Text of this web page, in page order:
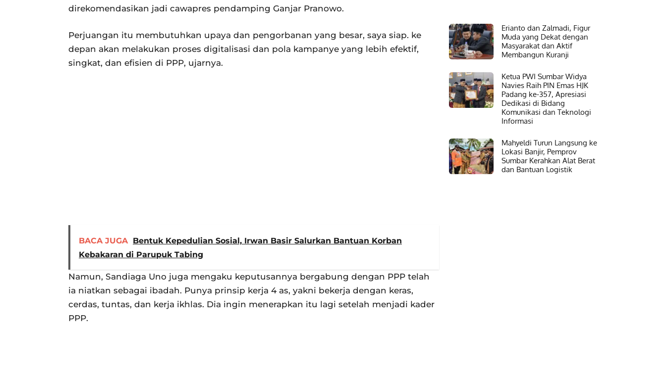
direkomendasikan jadi cawapres pendamping Ganjar Pranowo.
Perjuangan itu membutuhkan upaya dan pengorbanan yang besar, saya siap. ke
depan akan melakukan proses digitalisasi dan pola kampanye yang lebih efektif,
singkat, dan efisien di PPP, ujarnya.
BACA JUGA Bentuk Kepedulian Sosial, Irwan Basir Salurkan Bantuan Korban
Kebakaran di Parupuk Tabing
Namun, Sandiaga Uno juga mengaku keputusannya bergabung dengan PPP telah
ia niatkan sebagai ibadah. Punya prinsip kerja 4 as, yakni bekerja dengan keras,
cerdas, tuntas, dan kerja ikhlas. Dia ingin menerapkan itu lagi setelah menjadi kader
PPP.
Erianto dan Zalmadi, Figur
Muda yang Dekat dengan
Masyarakat dan Aktif
Membangun Kuranji
Ketua PWI Sumbar Widya
Navies Raih PIN Emas HJK
Padang ke-357, Apresiasi
Dedikasi di Bidang
Komunikasi dan Teknologi
Informasi
Mahyeldi Turun Langsung ke
Lokasi Banjir, Pemprov
Sumbar Kerahkan Alat Berat
dan Bantuan Logistik